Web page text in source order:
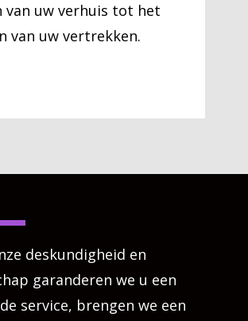
van uw verhuis tot het
van uw vertrekken.
deskundigheid en
garanderen we u een
service, brengen we een